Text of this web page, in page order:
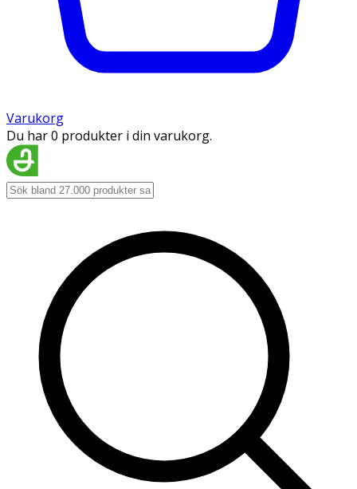
Varukorg
Du har 0 produkter i din varukorg.